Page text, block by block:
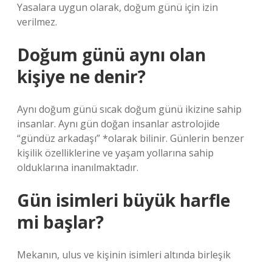
Yasalara uygun olarak, doğum günü için izin
verilmez.
Doğum günü aynı olan
kişiye ne denir?
Aynı doğum günü sıcak doğum günü ikizine sahip
insanlar. Aynı gün doğan insanlar astrolojide
“gündüz arkadaşı” *olarak bilinir. Günlerin benzer
kişilik özelliklerine ve yaşam yollarına sahip
olduklarına inanılmaktadır.
Gün isimleri büyük harfle
mi başlar?
Mekanın, ulus ve kişinin isimleri altında birleşik